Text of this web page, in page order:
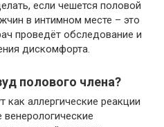
если чешется половой
в интимном месте – это
проведёт обследование и
дискомфорта.
полового члена?
как аллергические реакции